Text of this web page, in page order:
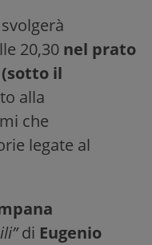
20,30 nel prato
il
alla
che
legate al
di Eugenio